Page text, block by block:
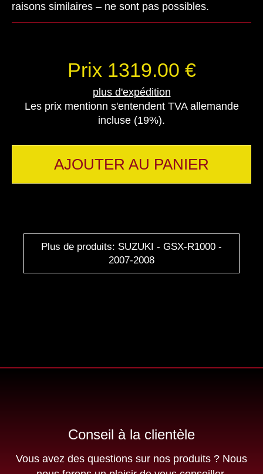
raisons similaires – ne sont pas possibles.
Prix 1319.00 €
plus d'expédition
Les prix mentionn s'entendent TVA allemande
incluse (19%).
AJOUTER AU PANIER
Plus de produits: SUZUKI - GSX-R1000 -
2007-2008
Conseil à la clientèle
Vous avez des questions sur nos produits ? Nous